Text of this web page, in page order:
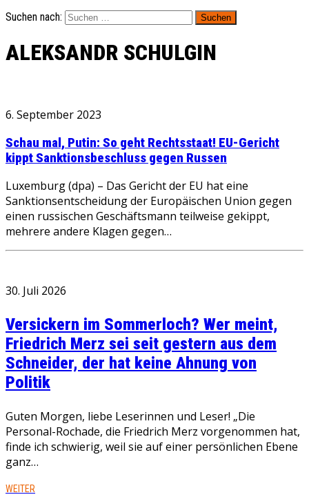
Suchen nach:
ALEKSANDR SCHULGIN
6. September 2023
Schau mal, Putin: So geht Rechtsstaat! EU-Gericht
kippt Sanktionsbeschluss gegen Russen
Luxemburg (dpa) – Das Gericht der EU hat eine
Sanktionsentscheidung der Europäischen Union gegen
einen russischen Geschäftsmann teilweise gekippt,
mehrere andere Klagen gegen…
30. Juli 2026
Versickern im Sommerloch? Wer meint,
Friedrich Merz sei seit gestern aus dem
Schneider, der hat keine Ahnung von
Politik
Guten Morgen, liebe Leserinnen und Leser! „Die
Personal-Rochade, die Friedrich Merz vorgenommen hat,
finde ich schwierig, weil sie auf einer persönlichen Ebene
ganz…
WEITER